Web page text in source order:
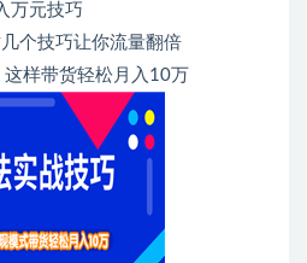
万元技巧
个技巧让你流量翻倍
样带货轻松月入10万